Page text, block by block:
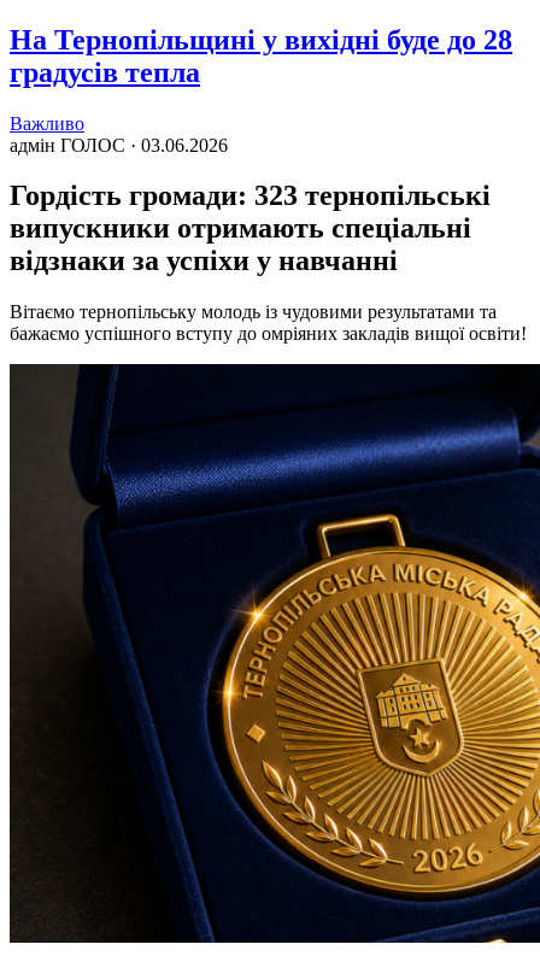
На Тернопільщині у вихідні буде до 28
градусів тепла
Важливо
адмін ГОЛОС · 03.06.2026
Гордість громади: 323 тернопільські
випускники отримають спеціальні
відзнаки за успіхи у навчанні
Вітаємо тернопільську молодь із чудовими результатами та
бажаємо успішного вступу до омріяних закладів вищої освіти!